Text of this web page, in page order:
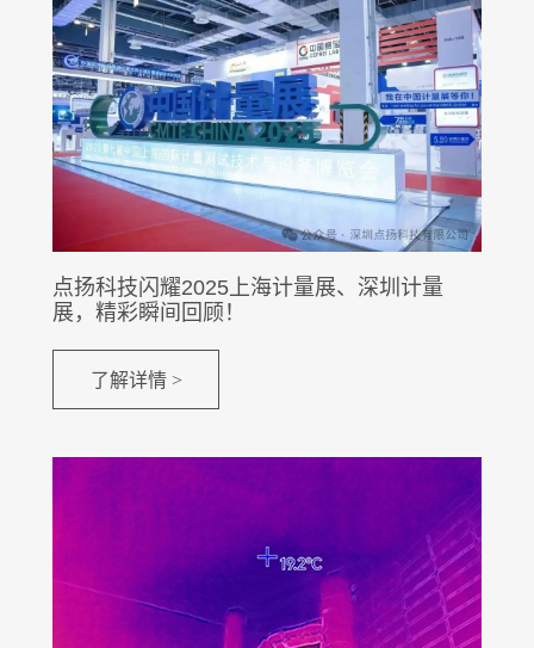
点扬科技闪耀2025上海计量展、深圳计量
展，精彩瞬间回顾！
了解详情 >